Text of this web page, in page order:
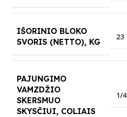
IŠORINIO BLOKO
SVORIS (NETTO), KG
23
PAJUNGIMO
VAMZDŽIO
SKERSMUO
SKYSČIUI, COLIAIS
1/4